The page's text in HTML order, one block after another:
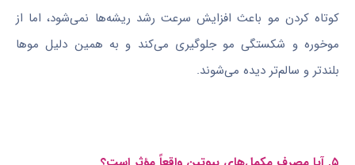
کوتاه کردن مو باعث افزایش سرعت رشد ریشه‌ها نمی‌شود، اما از
موخوره و شکستگی مو جلوگیری می‌کند و به همین دلیل موها
بلندتر و سالم‌تر دیده می‌شوند.